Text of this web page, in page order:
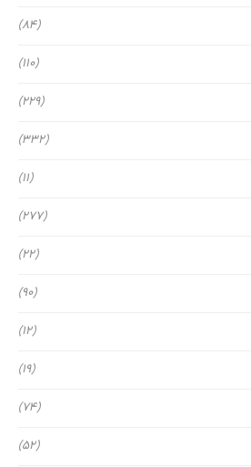
(84)
(110)
(229)
(332)
(11)
(277)
(22)
(90)
(12)
(19)
(74)
(52)